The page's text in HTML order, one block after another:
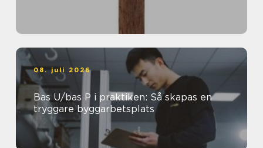
08. juli 2026
Bas U/bas P i praktiken: Så skapas en
tryggare byggarbetsplats